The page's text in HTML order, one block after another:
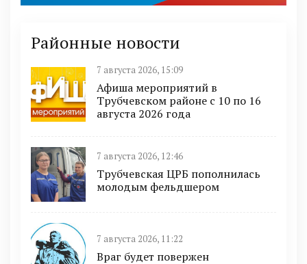
Районные новости
7 августа 2026, 15:09
Афиша мероприятий в
Трубчевском районе с 10 по 16
августа 2026 года
7 августа 2026, 12:46
Трубчевская ЦРБ пополнилась
молодым фельдшером
7 августа 2026, 11:22
Враг будет повержен